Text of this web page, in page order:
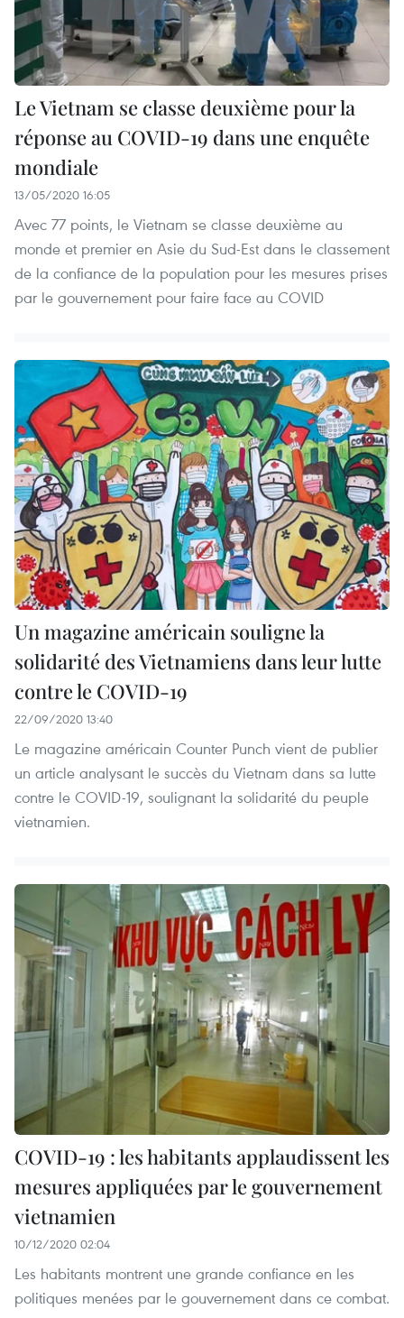
Le Vietnam se classe deuxième pour la
réponse au COVID-19 dans une enquête
mondiale
13/05/2020 16:05
Avec 77 points, le Vietnam se classe deuxième au
monde et premier en Asie du Sud-Est dans le classement
de la confiance de la population pour les mesures prises
par le gouvernement pour faire face au COVID
Un magazine américain souligne la
solidarité des Vietnamiens dans leur lutte
contre le COVID-19
22/09/2020 13:40
Le magazine américain Counter Punch vient de publier
un article analysant le succès du Vietnam dans sa lutte
contre le COVID-19, soulignant la solidarité du peuple
vietnamien.
COVID-19 : les habitants applaudissent les
mesures appliquées par le gouvernement
vietnamien
10/12/2020 02:04
Les habitants montrent une grande confiance en les
politiques menées par le gouvernement dans ce combat.